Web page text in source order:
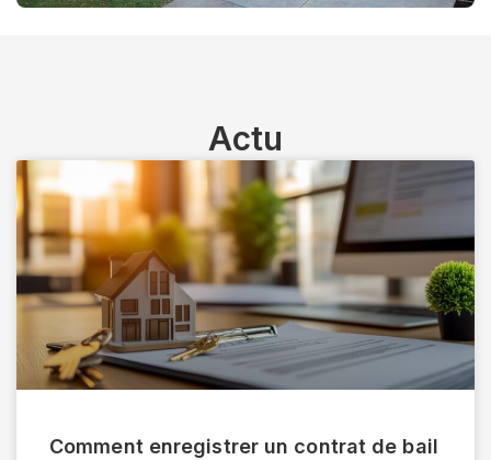
Actu
Comment enregistrer un contrat de bail